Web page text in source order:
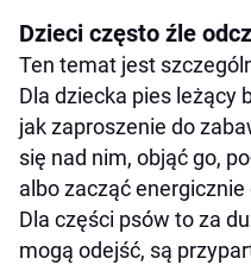
Dzieci często źle
Ten temat jest
Dla dziecka pies leżący
jak zaproszenie do
się nad nim, objąć go,
albo zacząć
Dla części psów to za
mogą odejść, są